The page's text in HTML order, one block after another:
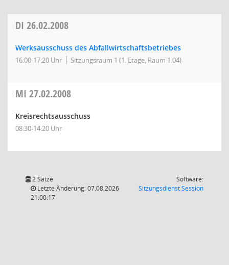
DI 26.02.2008
Werksausschuss des Abfallwirtschaftsbetriebes
16:00-17:20 Uhr Sitzungsraum 1 (1. Etage, Raum 1.04)
MI 27.02.2008
Kreisrechtsausschuss
08:30-14:20 Uhr
2 Sätze
Letzte Änderung: 07.08.2026
21:00:17
Software:
SitzungsdienstSession(Wird in